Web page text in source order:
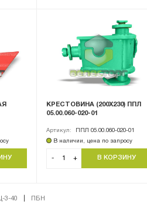
КРЕСТОВИНА (200Х230) ППЛ
05.00.060-020-01
Артикул:
ППЛ 05.00.060-020-01
В наличии, цена по запросу
- +
3-40 ПБН